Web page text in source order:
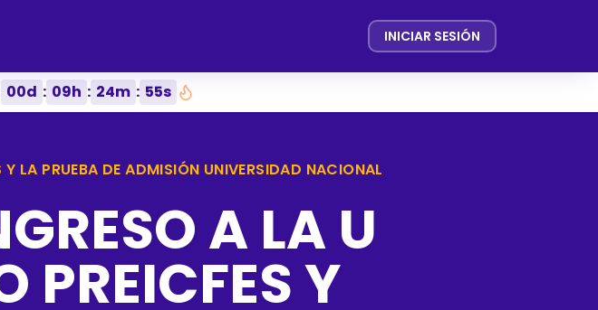
INICIAR SESIÓN
00d : 09h : 24m : 55s
LA PRUEBA DE ADMISIÓN UNIVERSIDAD NACIONAL
A LA U
PREICFES Y